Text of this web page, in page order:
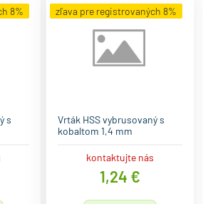
8%
s
zľava pre registrovaných 8%
Vrták HSS vybrusovaný s
kobaltom 1,4 mm
kontaktujte nás
1,24 €